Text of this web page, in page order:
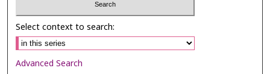
Select context to search:
Advanced Search